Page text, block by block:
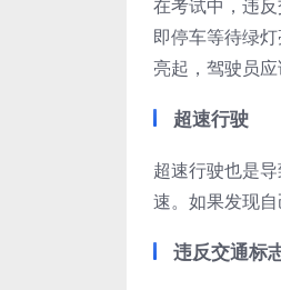
在考试中，违
即停车等待绿
亮起，驾驶员应
超速行驶
超速行驶也是
速。如果发现
违反交通标